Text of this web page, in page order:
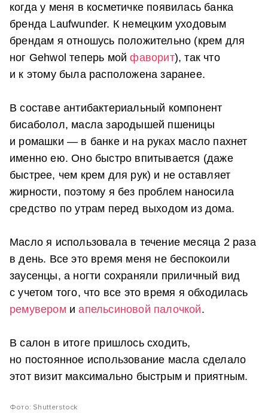
когда у меня в косметичке появилась банка
бренда Laufwunder. К немецким уходовым
брендам я отношусь положительно (крем для
ног Gehwol теперь мойфаворит), так что
и к этому была расположена заранее.
В составе антибактериальный компонент
бисаболол, масла зародышей пшеницы
и ромашки — в банке и на руках масло пахнет
именно ею. Оно быстро впитывается (даже
быстрее, чем крем для рук) и не оставляет
жирности, поэтому я без проблем наносила
средство по утрам перед выходом из дома.
Масло я использовала в течение месяца 2 раза
в день. Все это время меня не беспокоили
заусенцы, а ногти сохраняли приличный вид
с учетом того, что все это время я обходилась
ремуверомиапельсиновой палочкой.
В салон в итоге пришлось сходить,
но постоянное использование масла сделало
этот визит максимально быстрым и приятным.
Фото: Shutterstock